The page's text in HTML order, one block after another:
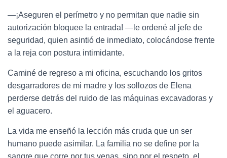
—¡Aseguren el perímetro y no permitan que nadie sin
autorización bloquee la entrada! —le ordené al jefe de
seguridad, quien asintió de inmediato, colocándose frente
a la reja con postura intimidante.
Caminé de regreso a mi oficina, escuchando los gritos
desgarradores de mi madre y los sollozos de Elena
perderse detrás del ruido de las máquinas excavadoras y
el aguacero.
La vida me enseñó la lección más cruda que un ser
humano puede asimilar. La familia no se define por la
sangre que corre por tus venas, sino por el respeto, el